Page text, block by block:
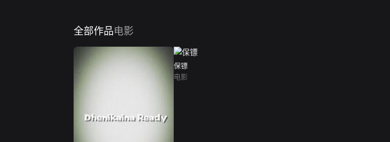
全部作品电影
保镖
电影